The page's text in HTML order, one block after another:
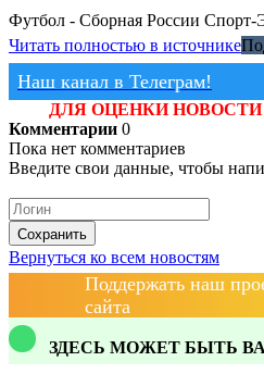
Футбол - Сборная России Спорт-
Читать полностью в источнике
Наш канал в Телеграм!
ДЛЯ ОЦЕНКИ
Комментарии 0
Пока нет комментариев
Введите свои данные, чтобы
Сохранить
Вернуться ко всем новостям
Поддержать наш
сайта
ЗДЕСЬ МОЖЕТ БЫТЬ